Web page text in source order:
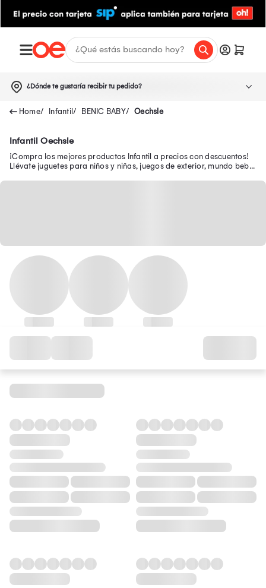
¿Dónde te gustaría recibir tu pedido?
Infantil BENIC BABY Oechsle
Infantil Oechsle
¡Compra los mejores productos Infantil a precios con descuentos!
Llévate juguetes para niños y niñas, juegos de exterior, mundo bebé,